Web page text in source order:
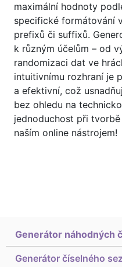
Generátor náhodných
Generátor číselného
maximální hodnoty
specifické formátování
prefixů či suffixů.
k různým účelům – od
randomizaci dat ve
intuitivnímu rozhraní je
a efektivní, což
bez ohledu na
jednoduchost při
naším online nástrojem!